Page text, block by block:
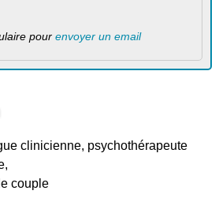
pour envoyer un email
clinicienne, psychothérapeute
couple